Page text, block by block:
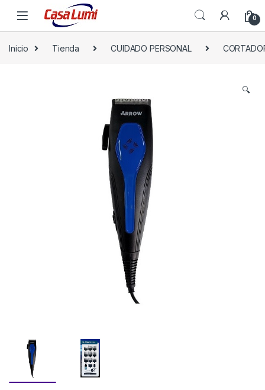
0
Inicio Tienda CUIDADO PERSONAL
🔍